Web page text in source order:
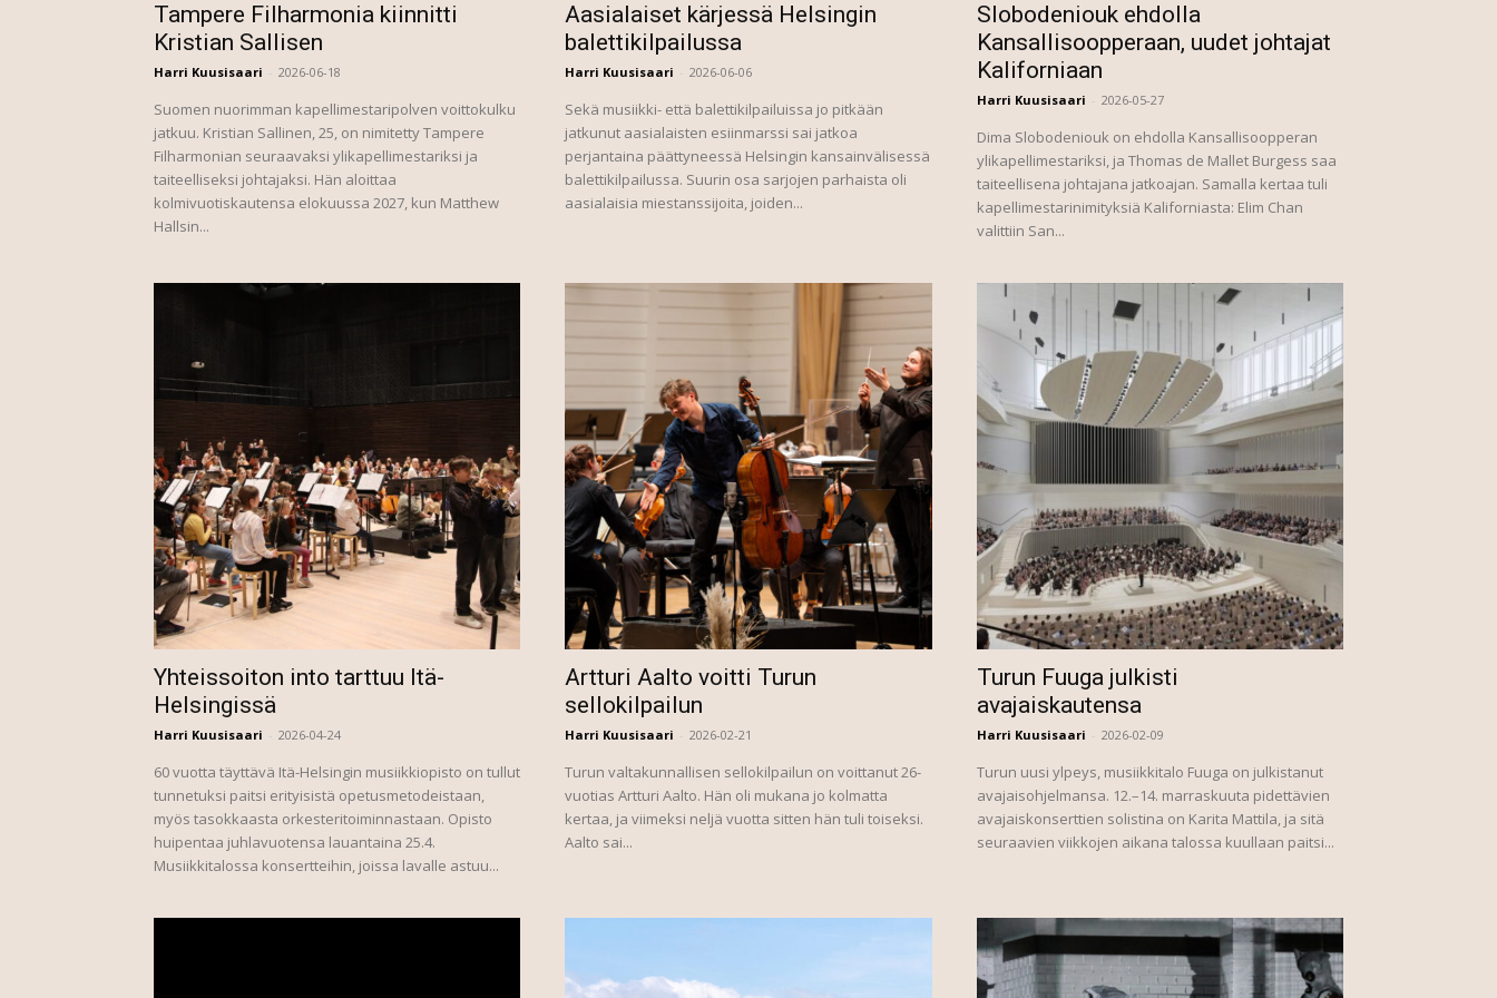
Tampere Filharmonia kiinnitti
Kristian Sallisen
Harri Kuusisaari - 2026-06-18
Suomen nuorimman kapellimestaripolven voittokulku
jatkuu. Kristian Sallinen, 25, on nimitetty Tampere
Filharmonian seuraavaksi ylikapellimestariksi ja
taiteelliseksi johtajaksi. Hän aloittaa
kolmivuotiskautensa elokuussa 2027, kun Matthew
Hallsin...
Aasialaiset kärjessä Helsingin
balettikilpailussa
Harri Kuusisaari - 2026-06-06
Sekä musiikki- että balettikilpailuissa jo pitkään
jatkunut aasialaisten esiinmarssi sai jatkoa
perjantaina päättyneessä Helsingin kansainvälisessä
balettikilpailussa. Suurin osa sarjojen parhaista oli
aasialaisia miestanssijoita, joiden...
Slobodeniouk ehdolla
Kansallisoopperaan, uudet johtajat
Kaliforniaan
Harri Kuusisaari - 2026-05-27
Dima Slobodeniouk on ehdolla Kansallisoopperan
ylikapellimestariksi, ja Thomas de Mallet Burgess saa
taiteellisena johtajana jatkoajan. Samalla kertaa tuli
kapellimestarinimityksiä Kaliforniasta: Elim Chan
valittiin San...
Yhteissoiton into tarttuu Itä-
Helsingissä
Harri Kuusisaari - 2026-04-24
60 vuotta täyttävä Itä-Helsingin musiikkiopisto on tullut
tunnetuksi paitsi erityisistä opetusmetodeistaan,
myös tasokkaasta orkesteritoiminnastaan. Opisto
huipentaa juhlavuotensa lauantaina 25.4.
Musiikkitalossa konsertteihin, joissa lavalle astuu...
Artturi Aalto voitti Turun
sellokilpailun
Harri Kuusisaari - 2026-02-21
Turun valtakunnallisen sellokilpailun on voittanut 26-
vuotias Artturi Aalto. Hän oli mukana jo kolmatta
kertaa, ja viimeksi neljä vuotta sitten hän tuli toiseksi.
Aalto sai...
Turun Fuuga julkisti
avajaiskautensa
Harri Kuusisaari - 2026-02-09
Turun uusi ylpeys, musiikkitalo Fuuga on julkistanut
avajaisohjelmansa. 12.–14. marraskuuta pidettävien
avajaiskonserttien solistina on Karita Mattila, ja sitä
seuraavien viikkojen aikana talossa kuullaan paitsi...